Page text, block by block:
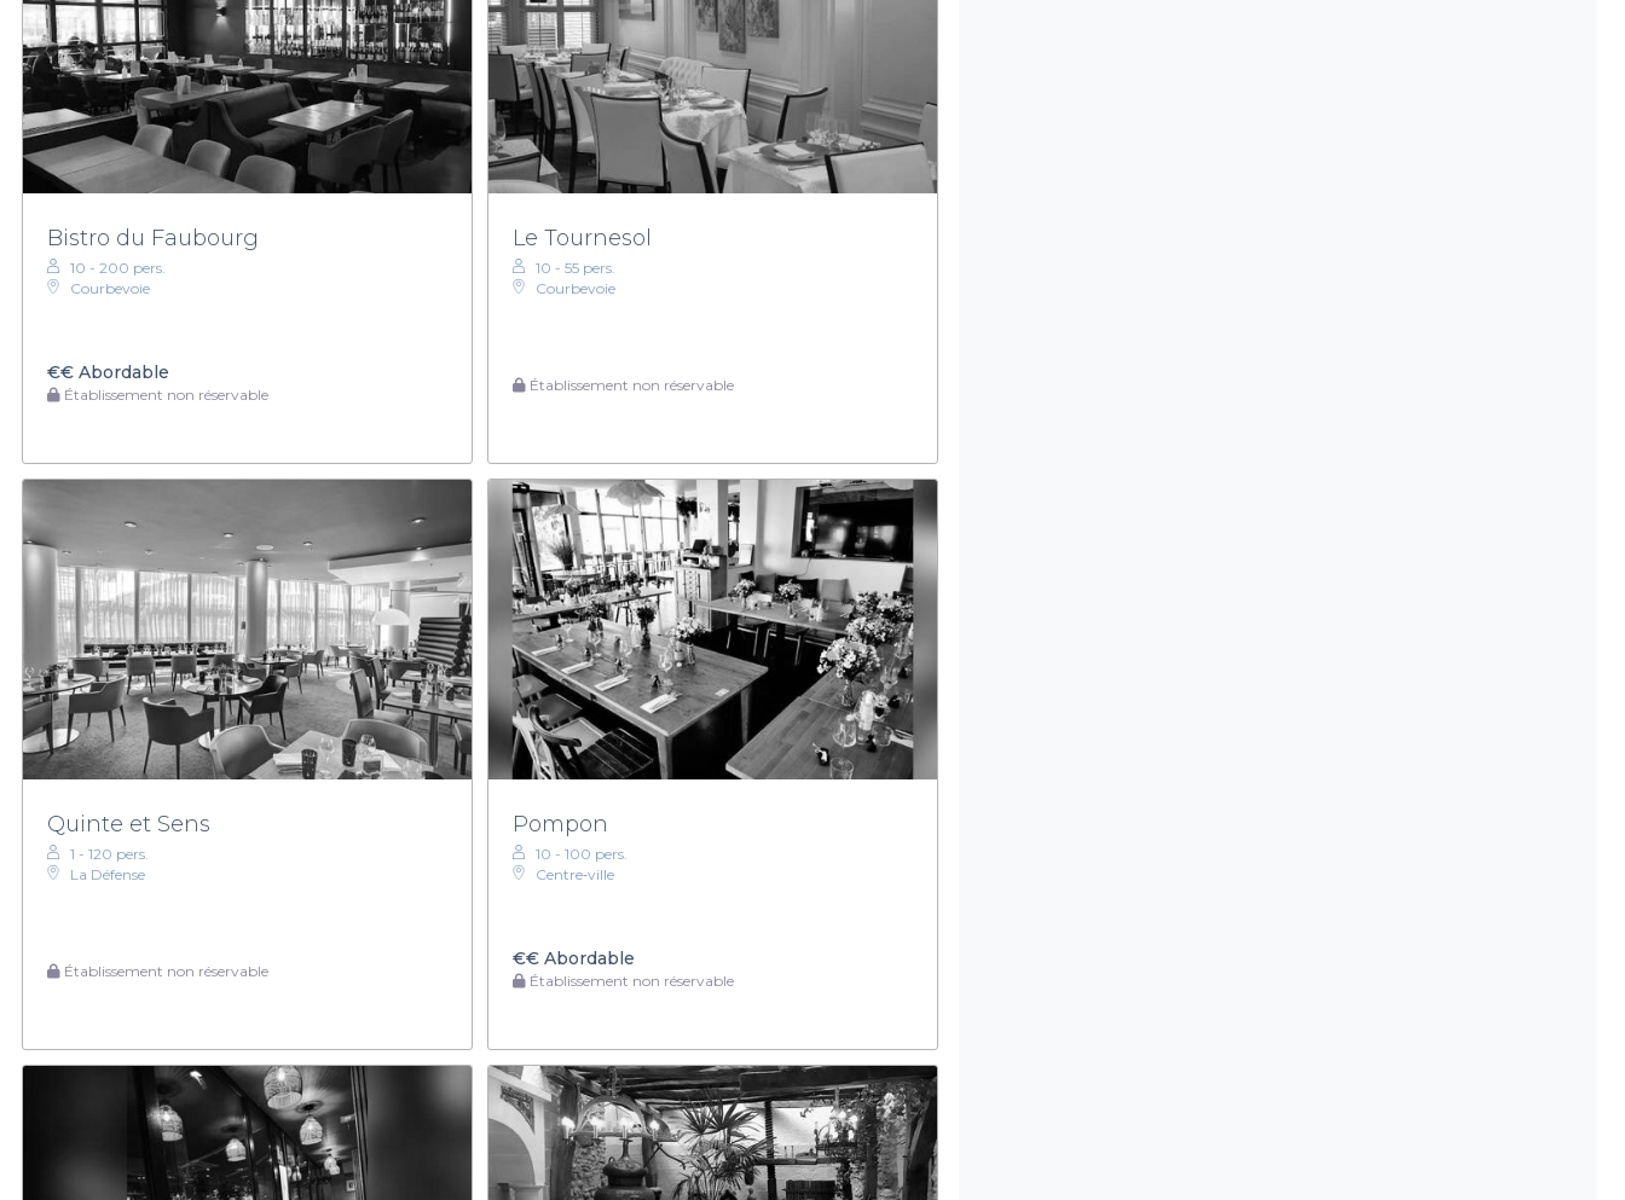
Bistro du Faubourg
10 - 200 pers.
Courbevoie
€€ Abordable
Établissement non réservable
Le Tournesol
10 - 55 pers.
Courbevoie
Établissement non réservable
Quinte et Sens
1 - 120 pers.
La Défense
Établissement non réservable
Pompon
10 - 100 pers.
Centre‑ville
€€Abordable
Établissement non réservable